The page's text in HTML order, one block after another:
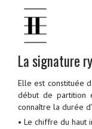
La signature
Elle est constituée
début de partition
connaître la durée
• Le chiffre du haut